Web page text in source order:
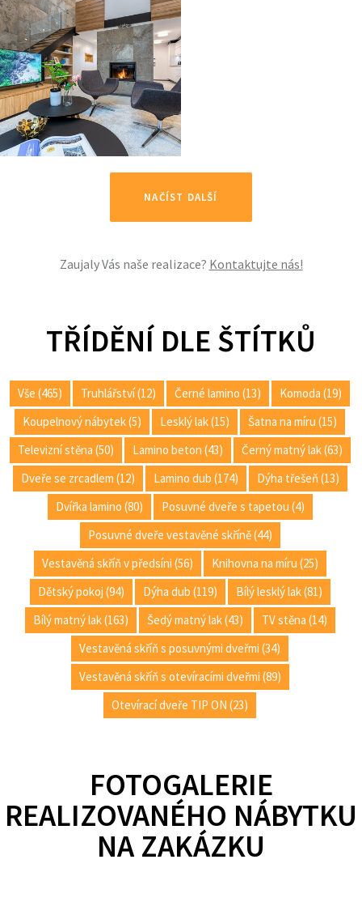
NAČÍST DALŠÍ
Zaujaly Vás naše realizace? Kontaktujte nás!
TŘÍDĚNÍ DLE ŠTÍTKŮ
Vše (465) Truhlářství (12) Černé lamino (13)
Komoda (19)
Koupelnový nábytek (5)
Lesklý lak (15)
Šatna na míru (15)
Televizní stěna (50)
Lamino beton (43)
Černý matný lak (63)
Dveře se zrcadlem (12)
Lamino dub (174)
Dýha třešeň (13)
Dvířka lamino (80)
Posuvné dveře s tapetou (4)
Posuvné dveře vestavěné skříně (44)
Vestavěná skříň v předsíni (56)
Knihovna na míru (25)
Dětský pokoj (94)
Dýha dub (119)
Bílý lesklý lak (81)
Bílý matný lak (163)
Šedý matný lak (43)
TV stěna (14)
Vestavěná skříň s posuvnými dveřmi (34)
Vestavěná skříň s otevíracími dveřmi (89)
Otevírací dveře TIP ON (23)
FOTOGALERIE
REALIZOVANÉHO NÁBYTKU
NA ZAKÁZKU